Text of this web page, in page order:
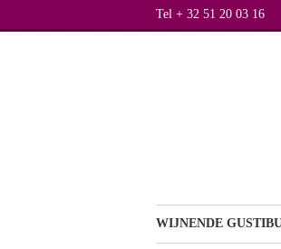
Tel + 32 51 20 03 16
WIJNENDE